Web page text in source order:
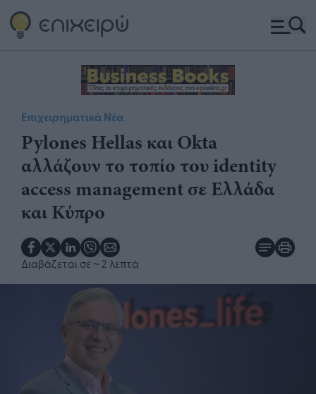
Επιχειρηματικά Νέα
Pylones Hellas και Okta
αλλάζουν το τοπίο του identity
access management σε Ελλάδα
και Κύπρο
Διαβάζεται σε ~ 2 λεπτά